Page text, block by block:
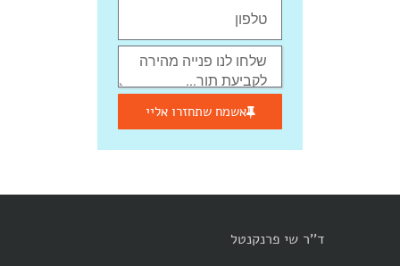
אשמח שתחזרו אליי
ד''ר שי פרנקנטל